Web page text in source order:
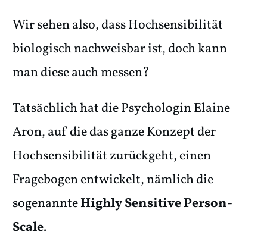
Wir sehen also, dass Hochsensibilität
biologisch nachweisbar ist, doch kann
man diese auch messen?
Tatsächlich hat die Psychologin Elaine
Aron, auf die das ganze Konzept der
Hochsensibilität zurückgeht, einen
Fragebogen entwickelt, nämlich die
sogenannteHighly Sensitive Person-
Scale.